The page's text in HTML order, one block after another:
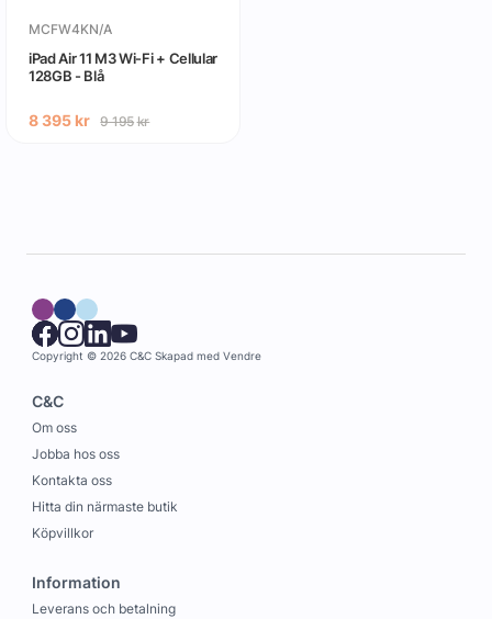
MCFW4KN/A
iPad Air 11 M3 Wi-Fi + Cellular
128GB - Blå
8 395 kr 9 195kr
Copyright © 2026 C&C Skapad med Vendre
C&C
Om oss
Jobba hos oss
Kontakta oss
Hitta din närmaste butik
Köpvillkor
Information
Leverans och betalning